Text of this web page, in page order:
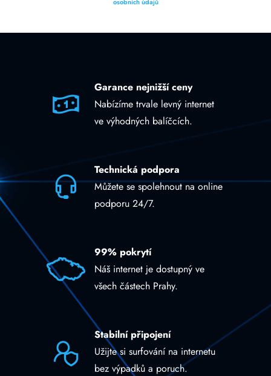
Garance nejnižší ceny
Nabízíme trvale levný internet
ve výhodných balíčcích.
Technická podpora
Můžete se spolehnout na online
podporu 24/7.
99% pokrytí
Náš internet je dostupný ve
všech částech Prahy.
Stabilní připojení
Užijte si surfování na internetu
bez výpadků a poruch.